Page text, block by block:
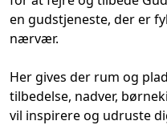
en gudstjeneste, der er
nærvær.
Her gives der rum og
tilbedelse, nadver,
vil inspirere og udruste